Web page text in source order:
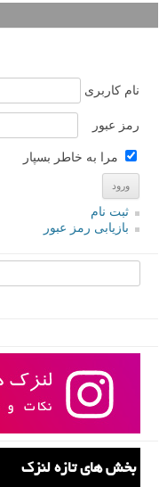
نام کاربری
رمز عبور
مرا به خاطر بسپار
ثبت نام
بازیابی رمز عبور
بخش های تازه لنزک